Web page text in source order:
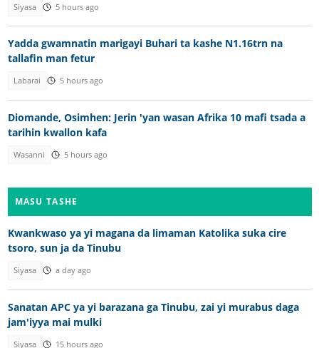
Siyasa 5 hours ago
Yadda gwamnatin marigayi Buhari ta kashe N1.16trn na
tallafin man fetur
Labarai 5 hours ago
Diomande, Osimhen: Jerin 'yan wasan Afrika 10 mafi tsada a
tarihin kwallon kafa
Wasanni 5 hours ago
MASU TASHE
Kwankwaso ya yi magana da limaman Katolika suka cire
tsoro, sun ja da Tinubu
Siyasa a day ago
Sanatan APC ya yi barazana ga Tinubu, zai yi murabus daga
jam'iyya mai mulki
Siyasa 15 hours ago